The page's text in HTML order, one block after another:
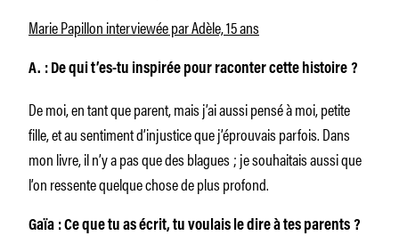
Marie Papillon interviewée par Adèle, 15 ans
A. : De qui t’es-tu inspirée pour raconter cette histoire ?
De moi, en tant que parent, mais j’ai aussi pensé à moi, petite
fille, et au sentiment d’injustice que j’éprouvais parfois. Dans
mon livre, il n’y a pas que des blagues ; je souhaitais aussi que
l’on ressente quelque chose de plus profond.
Gaïa : Ce que tu as écrit, tu voulais le dire à tes parents ?